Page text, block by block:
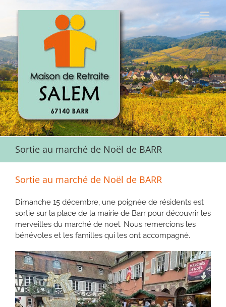
Sortie au marché de Noël de BARR
Sortie au marché de Noël de BARR
Dimanche 15 décembre, une poignée de résidents est
sortie sur la place de la mairie de Barr pour découvrir les
merveilles du marché de noël. Nous remercions les
bénévoles et les familles qui les ont accompagné.